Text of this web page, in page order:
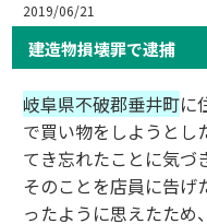
2019/06/21
建造物損壊罪で逮捕
岐阜県不破郡垂井町に
で買い物をしようとし
てき忘れたことに気づ
そのことを店員に告げ
ったように思えたため